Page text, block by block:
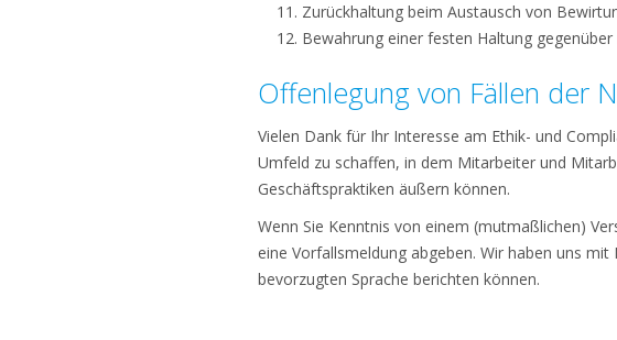
Zurückhaltung beim Austausch von
Bewahrung einer festen Haltung
Offenlegung von Fällen der
Vielen Dank für Ihr Interesse am Ethik- und
Umfeld zu schaffen, in dem Mitarbeiter und
Geschäftspraktiken äußern können.
Wenn Sie Kenntnis von einem (mutmaßlichen)
eine Vorfallsmeldung abgeben. Wir haben uns
bevorzugten Sprache berichten können.